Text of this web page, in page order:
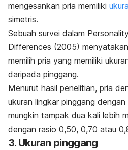
mengesankan pria memiliki
simetris.
Sebuah survei dalam
Differences (2005)
memilih pria yang memiliki
daripada pinggang.
Menurut hasil penelitian, pria
ukuran lingkar pinggang
mungkin tampak dua kali lebih
dengan rasio 0,50, 0,70 atau
3. Ukuran pinggang